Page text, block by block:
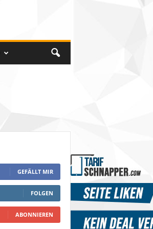
GEFÄLLT MIR
FOLGEN
ABONNIEREN